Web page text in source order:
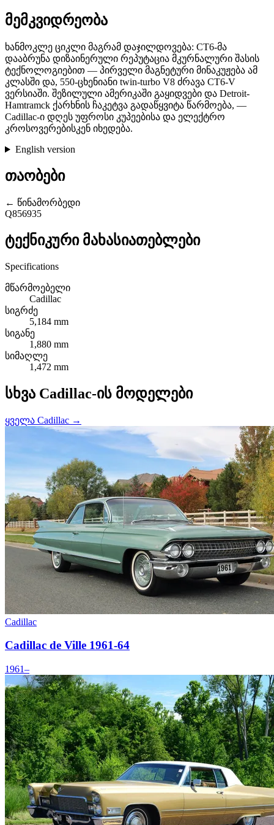
მემკვიდრეობა
ხანმოკლე ციკლი მაგრამ დაჯილდოვება: CT6-მა
დააბრუნა დიზაინერული რეპუტაცია მკურნალური შასის
ტექნოლოგიებით — პირველი მაგნეტური მინაკუჟება ამ
კლასში და, 550-ცხენიანი twin-turbo V8 ძრავა CT6-V
ვერსიაში. შეზილული ამერიკაში გაყიდვები და Detroit-
Hamtramck ქარხნის ჩაკეტვა გადაწყვიტა წარმოება, —
Cadillac-ი დღეს უფროსი კუპეებისა და ელექტრო
კროსოვერებისკენ იხედება.
English version
თაობები
← წინამორბედი
Q856935
ტექნიკური მახასიათებლები
Specifications
მწარმოებელი
Cadillac
სიგრძე
5,184 mm
სიგანე
1,880 mm
სიმაღლე
1,472 mm
სხვა Cadillac-ის მოდელები
ყველა Cadillac →
Cadillac
Cadillac de Ville 1961-64
1961–